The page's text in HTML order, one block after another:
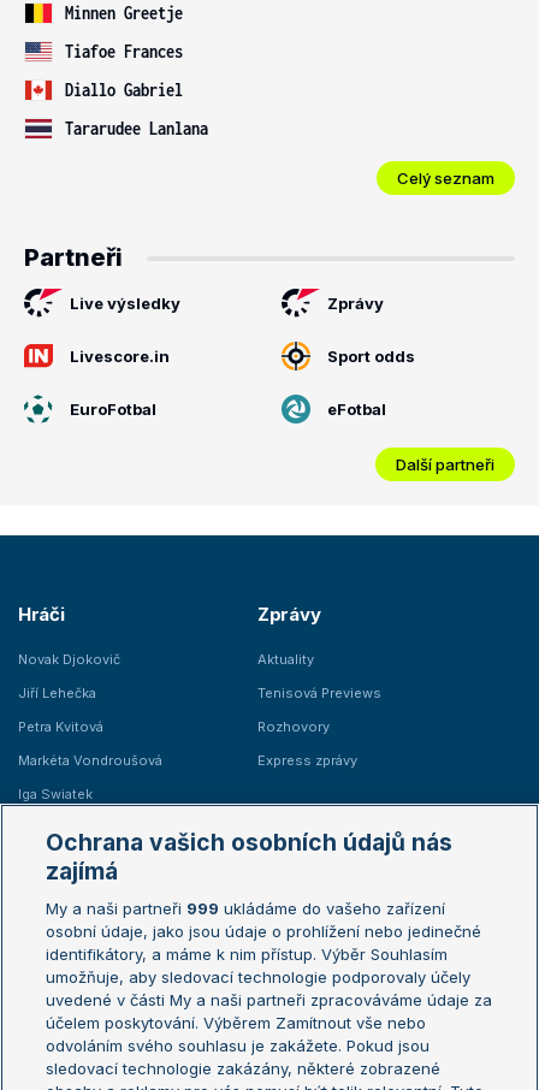
Minnen Greetje
Tiafoe Frances
Diallo Gabriel
Tararudee Lanlana
Celý seznam
Partneři
Live výsledky Zprávy
Livescore.in Sport odds
EuroFotbal eFotbal
Další partneři
Hráči
Novak Djokovič
Jiří Lehečka
Petra Kvitová
Markéta Vondroušová
Iga Swiatek
Zprávy
Aktuality
Tenisová Previews
Rozhovory
Express zprávy
Žebříčky
Žebříček ATP (muži)
Žebříček WTA (ženy)
Sázkařský žebříček
Australian Open
French Open
Wimbledon
US Open
Turnaj mistrů
Turnaj mistryň
Ochrana vašich osobních údajů nás
zajímá
My a naši partneři 999 ukládáme do vašeho zařízení
osobní údaje, jako jsou údaje o prohlížení nebo jedinečné
identifikátory, a máme k nim přístup. Výběr Souhlasím
umožňuje, aby sledovací technologie podporovaly účely
uvedené v části My a naši partneři zpracováváme údaje za
účelem poskytování. Výběrem Zamítnout vše nebo
odvoláním svého souhlasu je zakážete. Pokud jsou
sledovací technologie zakázány, některé zobrazené